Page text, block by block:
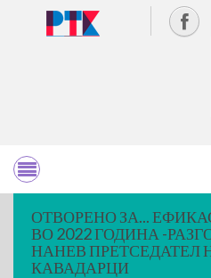
ОТВОРЕНО ЗА...
ВО 2022 ГОДИНА -
НАНЕВ ПРЕТСЕДАТЕЛ
КАВАДАРЦИ